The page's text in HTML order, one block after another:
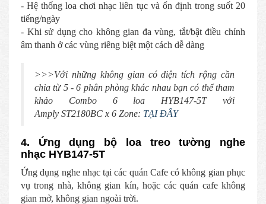
- Hệ thống loa chơi nhạc liên tục và ổn định trong suốt 20
tiếng/ngày
- Khi sử dụng cho không gian đa vùng, tắt/bật điều chỉnh
âm thanh ở các vùng riêng biệt một cách dễ dàng
>>>Với những không gian có diện tích rộng cần
chia từ 5 - 6 phân phòng khác nhau bạn có thể tham
khảo Combo 6 loa HYB147-5T với
Amply ST2180BC x 6 Zone: TẠI ĐÂY
4. Ứng dụng bộ loa treo tường nghe
nhạc HYB147-5T
Ứng dụng nghe nhạc tại các quán Cafe có không gian phục
vụ trong nhà, không gian kín, hoặc các quán cafe không
gian mở, không gian ngoài trời.